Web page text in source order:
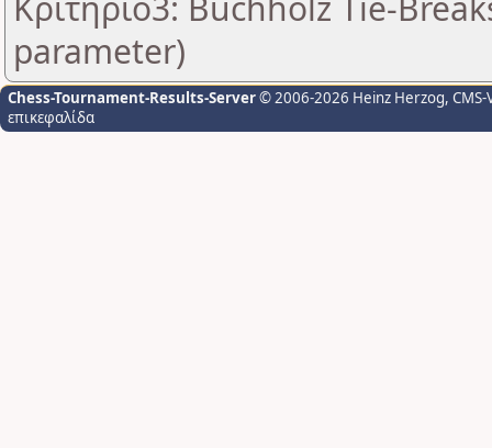
parameter)
Chess-Tournament-Results-Server© 2006-2026 Heinz Herzog,
επικεφαλίδα